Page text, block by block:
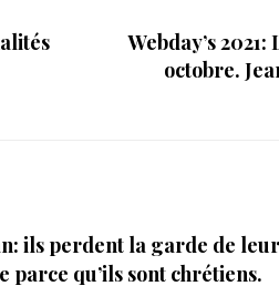
Webday’s
octobre.
ils perdent la garde de leur
parce qu’ils sont chrétiens.